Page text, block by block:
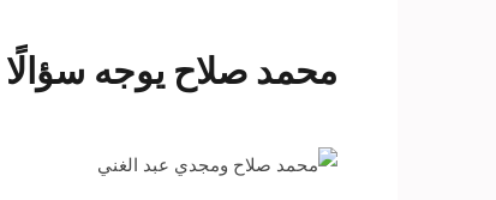
محمد صلاح يوجه سؤالًا